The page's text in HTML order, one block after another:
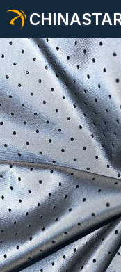
Reflektierendes
Modischer
Im Dunkeln
Industrieller
Über